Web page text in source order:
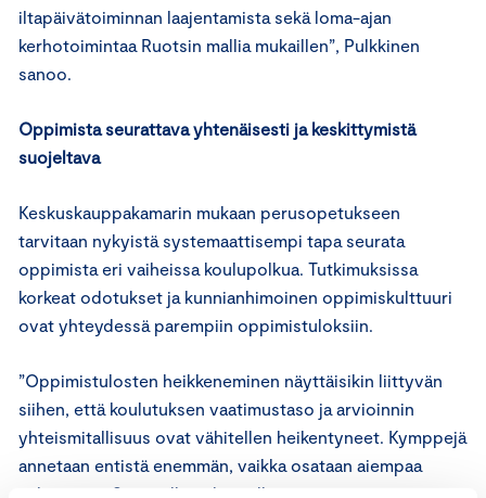
iltapäivätoiminnan laajentamista sekä loma-ajan
kerhotoimintaa Ruotsin mallia mukaillen”, Pulkkinen
sanoo.
Oppimista seurattava yhtenäisesti ja keskittymistä
suojeltava
Keskuskauppakamarin mukaan perusopetukseen
tarvitaan nykyistä systemaattisempi tapa seurata
oppimista eri vaiheissa koulupolkua. Tutkimuksissa
korkeat odotukset ja kunnianhimoinen oppimiskulttuuri
ovat yhteydessä parempiin oppimistuloksiin.
”Oppimistulosten heikkeneminen näyttäisikin liittyvän
siihen, että koulutuksen vaatimustaso ja arvioinnin
yhteismitallisuus ovat vähitellen heikentyneet. Kymppejä
annetaan entistä enemmän, vaikka osataan aiempaa
vähemmän. Säännölliset kansalliset osaamisen